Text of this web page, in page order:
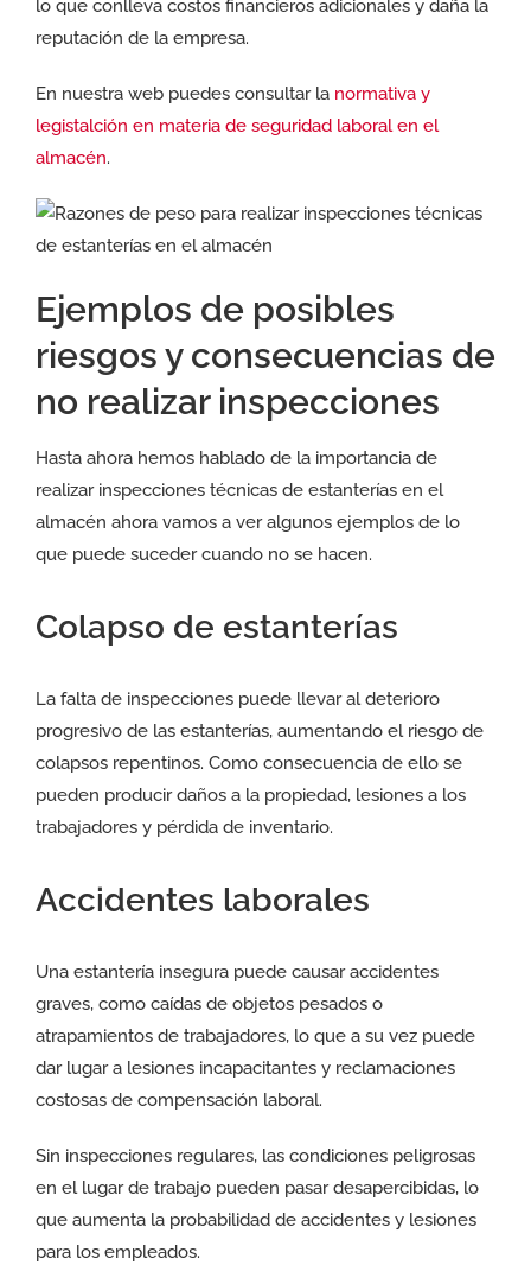
lo que conlleva costos financieros adicionales y daña la
reputación de la empresa.
En nuestra web puedes consultar la normativa y
legistalción en materia de seguridad laboral en el
almacén.
Ejemplos de posibles
riesgos y consecuencias de
no realizar inspecciones
Hasta ahora hemos hablado de la importancia de
realizar inspecciones técnicas de estanterías en el
almacén ahora vamos a ver algunos ejemplos de lo
que puede suceder cuando no se hacen.
Colapso de estanterías
La falta de inspecciones puede llevar al deterioro
progresivo de las estanterías, aumentando el riesgo de
colapsos repentinos. Como consecuencia de ello se
pueden producir daños a la propiedad, lesiones a los
trabajadores y pérdida de inventario.
Accidentes laborales
Una estantería insegura puede causar accidentes
graves, como caídas de objetos pesados o
atrapamientos de trabajadores, lo que a su vez puede
dar lugar a lesiones incapacitantes y reclamaciones
costosas de compensación laboral.
Sin inspecciones regulares, las condiciones peligrosas
en el lugar de trabajo pueden pasar desapercibidas, lo
que aumenta la probabilidad de accidentes y lesiones
para los empleados.